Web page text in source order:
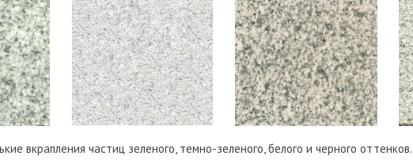
вкрапления частиц зеленого, темно-зеленого, белого и черного оттенков.